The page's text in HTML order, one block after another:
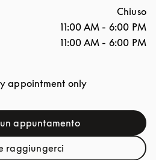
Chiuso
11:00 AM- 6:00 PM
11:00 AM- 6:00 PM
appointment only
appuntamento
Link Opens in New Tab
raggiungerci
Link Opens in New Tab